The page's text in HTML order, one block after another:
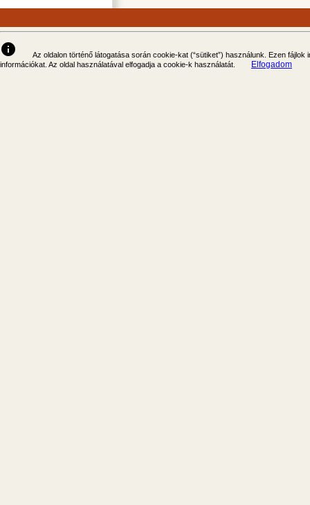
info
Az oldalon történő látogatása során cookie-kat (“sütiket”) használunk. Ezen
információkat. Az oldal használatával elfogadja a cookie-k használatát.
Elfogadom